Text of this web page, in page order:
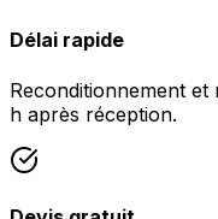
Délai rapide
Reconditionnement
h après réception.